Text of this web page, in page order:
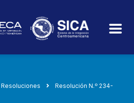
Resoluciones
Resolución N.º 234-